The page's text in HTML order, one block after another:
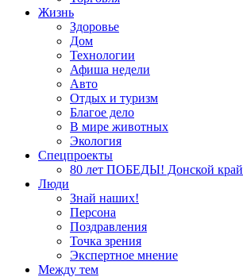
Жизнь
Здоровье
Дом
Технологии
Афиша недели
Авто
Отдых и туризм
Благое дело
В мире животных
Экология
Спецпроекты
80 лет ПОБЕДЫ! Донской край
Люди
Знай наших!
Персона
Поздравления
Точка зрения
Экспертное мнение
Между тем